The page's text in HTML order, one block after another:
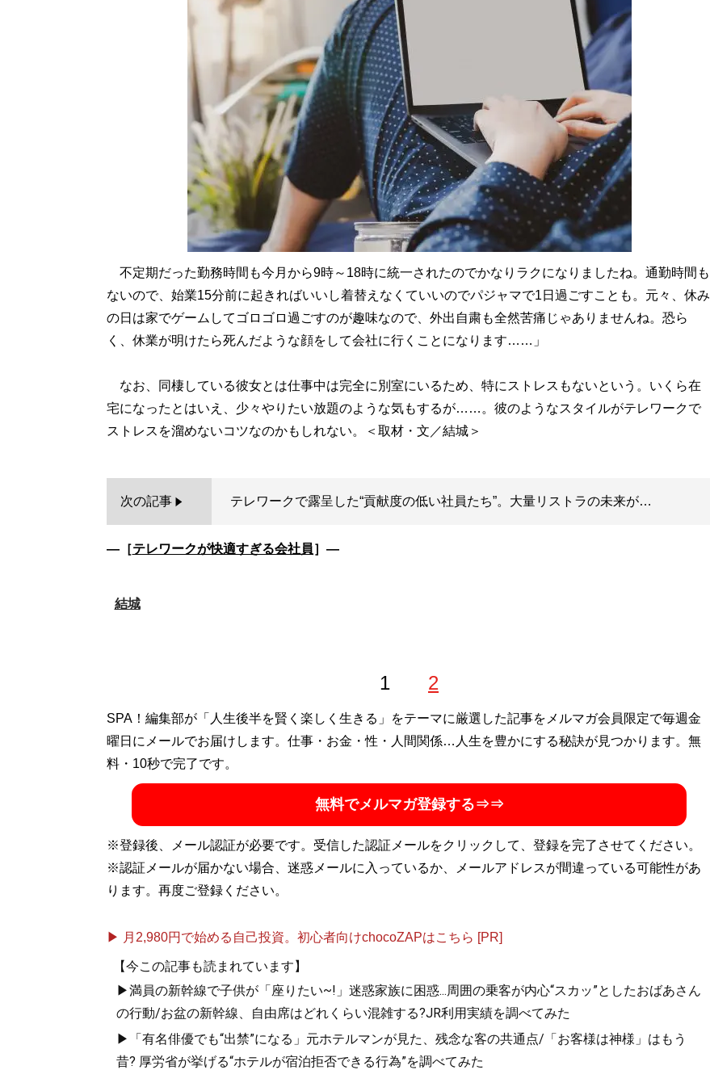
不定期だった勤務時間も今月から9時～18時に統一されたのでかなりラクになりましたね。通勤時間も
ないので、始業15分前に起きればいいし着替えなくていいのでパジャマで1日過ごすことも。元々、休み
の日は家でゲームしてゴロゴロ過ごすのが趣味なので、外出自粛も全然苦痛じゃありませんね。恐ら
く、休業が明けたら死んだような顔をして会社に行くことになります……」
なお、同棲している彼女とは仕事中は完全に別室にいるため、特にストレスもないという。いくら在
宅になったとはいえ、少々やりたい放題のような気もするが……。彼のようなスタイルがテレワークで
次の記事 テレワークで露呈した“貢献度の低い社員たち”。大量リストラの未来が…
―［テレワークが快適すぎる会社員］―
結城
1 2
SPA！編集部が「人生後半を賢く楽しく生きる」をテーマに厳選した記事をメルマガ会員限定で毎週金
曜日にメールでお届けします。仕事・お金・性・人間関係…人生を豊かにする秘訣が見つかります。無
料・10秒で完了です。
無料でメルマガ登録する⇒⇒
※登録後、メール認証が必要です。受信した認証メールをクリックして、登録を完了させてください。
※認証メールが届かない場合、迷惑メールに入っているか、メールアドレスが間違っている可能性があ
ります。再度ご登録ください。
▶ 月2,980円で始める自己投資。初心者向けchocoZAPはこちら [PR]
【今この記事も読まれています】
▶満員の新幹線で子供が「座りたい~!」迷惑家族に困惑...周囲の乗客が内心“スカッ”としたおばあさん
の行動/お盆の新幹線、自由席はどれくらい混雑する?JR利用実績を調べてみた
▶「有名俳優でも“出禁”になる」元ホテルマンが見た、残念な客の共通点/「お客様は神様」はもう
昔? 厚労省が挙げる“ホテルが宿泊拒否できる行為”を調べてみた